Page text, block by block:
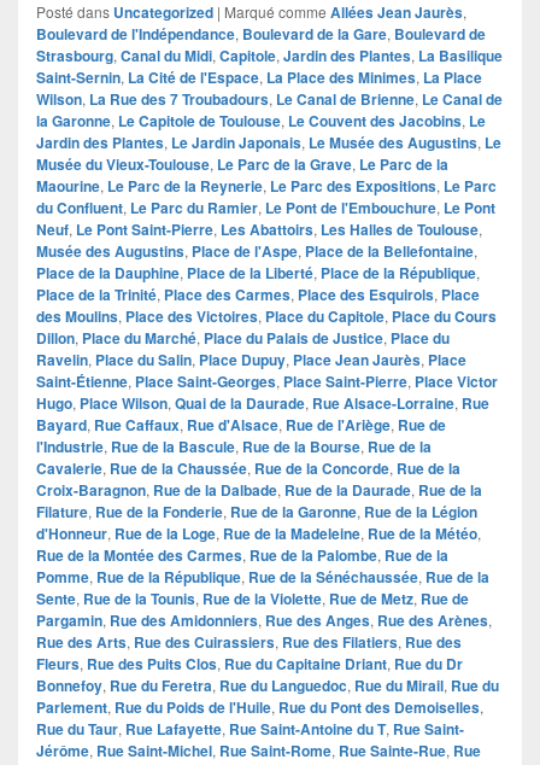
Posté dans Uncategorized | Marqué comme Allées Jean Jaurès,
Boulevard de l'Indépendance, Boulevard de la Gare, Boulevard de
Strasbourg, Canal du Midi, Capitole, Jardin des Plantes, La Basilique
Saint-Sernin, La Cité de l'Espace, La Place des Minimes, La Place
Wilson, La Rue des 7 Troubadours, Le Canal de Brienne, Le Canal de
la Garonne, Le Capitole de Toulouse, Le Couvent des Jacobins, Le
Jardin des Plantes, Le Jardin Japonais, Le Musée des Augustins, Le
Musée du Vieux-Toulouse, Le Parc de la Grave, Le Parc de la
Maourine, Le Parc de la Reynerie, Le Parc des Expositions, Le Parc
du Confluent, Le Parc du Ramier, Le Pont de l'Embouchure, Le Pont
Neuf, Le Pont Saint-Pierre, Les Abattoirs, Les Halles de Toulouse,
Musée des Augustins, Place de l'Aspe, Place de la Bellefontaine,
Place de la Dauphine, Place de la Liberté, Place de la République,
Place de la Trinité, Place des Carmes, Place des Esquirols, Place
des Moulins, Place des Victoires, Place du Capitole, Place du Cours
Dillon, Place du Marché, Place du Palais de Justice, Place du
Ravelin, Place du Salin, Place Dupuy, Place Jean Jaurès, Place
Saint-Étienne, Place Saint-Georges, Place Saint-Pierre, Place Victor
Hugo, Place Wilson, Quai de la Daurade, Rue Alsace-Lorraine, Rue
Bayard, Rue Caffaux, Rue d'Alsace, Rue de l'Ariège, Rue de
l'Industrie, Rue de la Bascule, Rue de la Bourse, Rue de la
Cavalerie, Rue de la Chaussée, Rue de la Concorde, Rue de la
Croix-Baragnon, Rue de la Dalbade, Rue de la Daurade, Rue de la
Filature, Rue de la Fonderie, Rue de la Garonne, Rue de la Légion
d'Honneur, Rue de la Loge, Rue de la Madeleine, Rue de la Météo,
Rue de la Montée des Carmes, Rue de la Palombe, Rue de la
Pomme, Rue de la République, Rue de la Sénéchaussée, Rue de la
Sente, Rue de la Tounis, Rue de la Violette, Rue de Metz, Rue de
Pargamin, Rue des Amidonniers, Rue des Anges, Rue des Arènes,
Rue des Arts, Rue des Cuirassiers, Rue des Filatiers, Rue des
Fleurs, Rue des Puits Clos, Rue du Capitaine Driant, Rue du Dr
Bonnefoy, Rue du Feretra, Rue du Languedoc, Rue du Mirail, Rue du
Parlement, Rue du Poids de l'Huile, Rue du Pont des Demoiselles,
Rue du Taur, Rue Lafayette, Rue Saint-Antoine du T, Rue Saint-
Jérôme, Rue Saint-Michel, Rue Saint-Rome, Rue Sainte-Rue, Rue